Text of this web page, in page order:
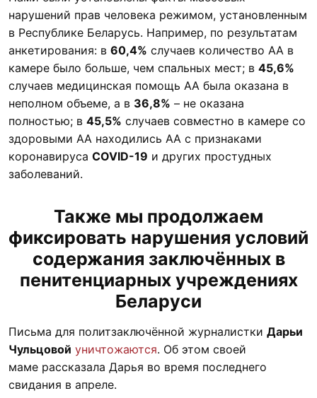
нарушений прав человека режимом, установленным
в Республике Беларусь. Например, по результатам
анкетирования: в 60,4% случаев количество АА в
камере было больше, чем спальных мест; в 45,6%
случаев медицинская помощь АА была оказана в
неполном объеме, а в 36,8% – не оказана
полностью; в 45,5% случаев совместно в камере со
здоровыми АА находились АА с признаками
коронавируса COVID-19 и других простудных
заболеваний.
Также мы продолжаем
фиксировать нарушения условий
содержания заключённых в
пенитенциарных учреждениях
Беларуси
Письма для политзаключённой журналистки Дарьи
Чульцовой уничтожаются. Об этом своей
маме рассказала Дарья во время последнего
свидания в апреле.